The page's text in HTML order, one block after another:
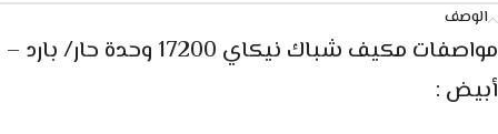
الوصف
مواصفات مكيف شباك نيكاي 17200 وحدة حار/ بارد –
أبيض :